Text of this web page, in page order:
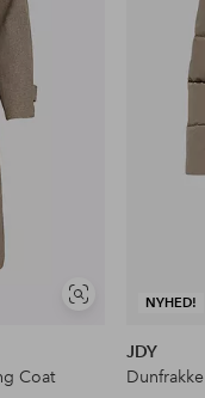
Se
Coat
NYHED!
JDY